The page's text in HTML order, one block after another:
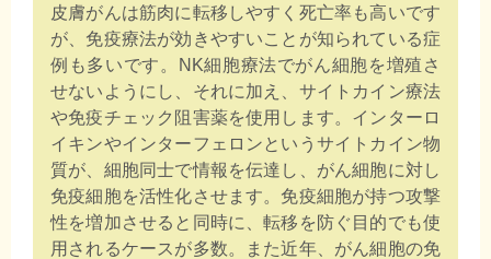
皮膚がんは筋肉に転移しやすく死亡率も高いです
が、免疫療法が効きやすいことが知られている症
例も多いです。NK細胞療法でがん細胞を増殖さ
せないようにし、それに加え、サイトカイン療法
や免疫チェック阻害薬を使用します。インターロ
イキンやインターフェロンというサイトカイン物
質が、細胞同士で情報を伝達し、がん細胞に対し
免疫細胞を活性化させます。免疫細胞が持つ攻撃
性を増加させると同時に、転移を防ぐ目的でも使
用されるケースが多数。また近年、がん細胞の免